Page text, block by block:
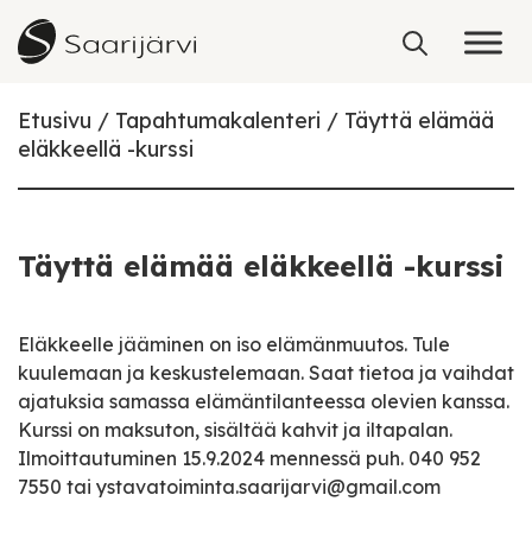
Skip to content
Etusivu Tapahtumakalenteri
Täyttä elämää
eläkkeellä -kurssi
Täyttä elämää eläkkeellä -kurssi
Eläkkeelle jääminen on iso elämänmuutos. Tule
kuulemaan ja keskustelemaan. Saat tietoa ja vaihdat
ajatuksia samassa elämäntilanteessa olevien kanssa.
Kurssi on maksuton, sisältää kahvit ja iltapalan.
Ilmoittautuminen 15.9.2024 mennessä puh. 040 952
7550 tai ystavatoiminta.saarijarvi@gmail.com